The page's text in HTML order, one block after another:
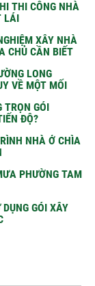
THI CÔNG NHÀ
LÁI
XÂY NHÀ
CHỦ CẦN BIẾT
LONG
VỀ MỘT MỐI
TRỌN GÓI
ĐỘ?
NHÀ Ở CHÌA
PHƯỜNG TAM
GÓI XÂY